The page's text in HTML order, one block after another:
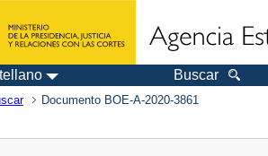
Buscar
Documento BOE-A-2020-3861